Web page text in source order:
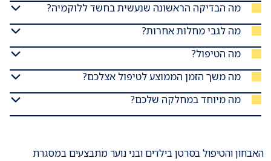
מה הבדיקה הראשונה שנעשית בחשד ללוקמיה?
מה לגבי מחלות אחרות?
מה הטיפול?
מה משך הזמן הממוצע לטיפול אצלכם?
מה מיוחד במחלקה שלכם?
האבחון והטיפול בסרטן בילדים ובני נוער מתבצעים במסגרת